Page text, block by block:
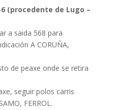
(procedente de Lugo –
a saida 568 para
A CORUÑA,
de peaxe onde se retira
seguir polos carris
FERROL.